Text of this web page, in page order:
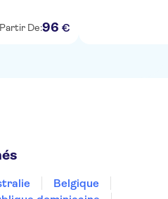
De:96 €
Belgique